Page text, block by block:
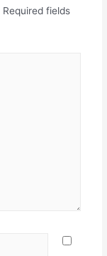
Required fields